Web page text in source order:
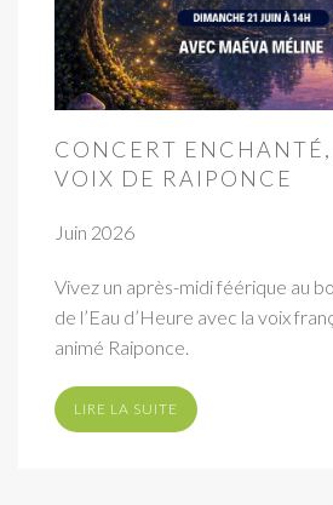
CONCERT
VOIX DE RAIPONCE
Juin 2026
Vivez un après-midi féérique au
de l’Eau d’Heure avec la voix
animé Raiponce.
LIRE LA SUITE